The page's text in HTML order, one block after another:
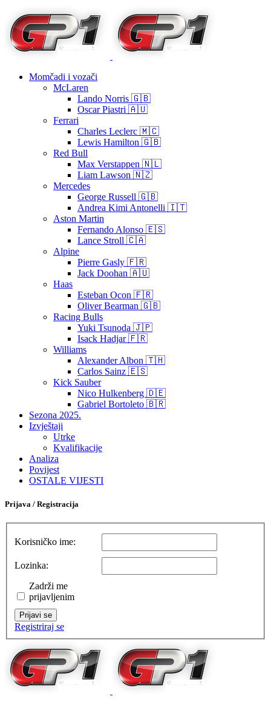
Momčadi i vozači
McLaren
Lando Norris 🇬🇧
Oscar Piastri 🇦🇺
Ferrari
Charles Leclerc 🇲🇨
Lewis Hamilton 🇬🇧
Red Bull
Max Verstappen 🇳🇱
Liam Lawson 🇳🇿
Mercedes
George Russell 🇬🇧
Andrea Kimi Antonelli 🇮🇹
Aston Martin
Fernando Alonso 🇪🇸
Lance Stroll 🇨🇦
Alpine
Pierre Gasly 🇫🇷
Jack Doohan 🇦🇺
Haas
Esteban Ocon 🇫🇷
Oliver Bearman 🇬🇧
Racing Bulls
Yuki Tsunoda 🇯🇵
Isack Hadjar 🇫🇷
Williams
Alexander Albon 🇹🇭
Carlos Sainz 🇪🇸
Kick Sauber
Nico Hulkenberg 🇩🇪
Gabriel Bortoleto 🇧🇷
Sezona 2025.
Izvještaji
Utrke
Kvalifikacije
Analiza
Povijest
OSTALE VIJESTI
Prijava / Registracija
Korisničko ime:
Lozinka:
Zadrži me
prijavljenim
Prijavi se
Registriraj se